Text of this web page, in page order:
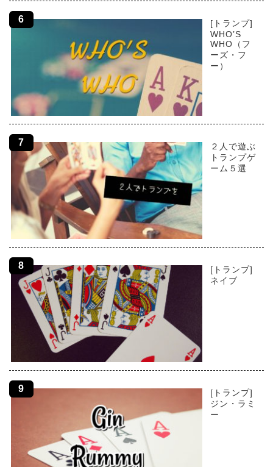
[トランプ]
WHO’S
WHO（フ
ーズ・フ
ー）
２人で遊ぶ
トランプゲ
ーム５選
[トランプ]
ネイブ
[トランプ]
ジン・ラミ
ー